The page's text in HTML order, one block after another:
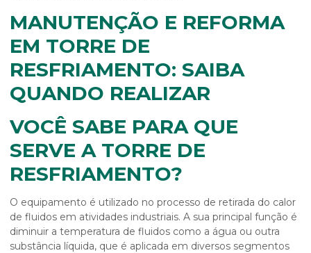
MANUTENÇÃO E REFORMA
EM TORRE DE
RESFRIAMENTO: SAIBA
QUANDO REALIZAR
VOCÊ SABE PARA QUE
SERVE A TORRE DE
RESFRIAMENTO?
O equipamento é utilizado no processo de retirada do calor
de fluidos em atividades industriais. A sua principal função é
diminuir a temperatura de fluidos como a água ou outra
substância líquida, que é aplicada em diversos segmentos